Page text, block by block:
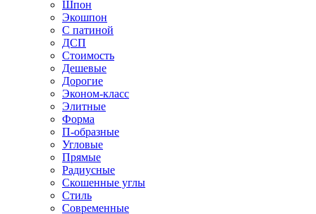
Шпон
Экошпон
С патиной
ДСП
Стоимость
Дешевые
Дорогие
Эконом-класс
Элитные
Форма
П-образные
Угловые
Прямые
Радиусные
Скошенные углы
Стиль
Современные